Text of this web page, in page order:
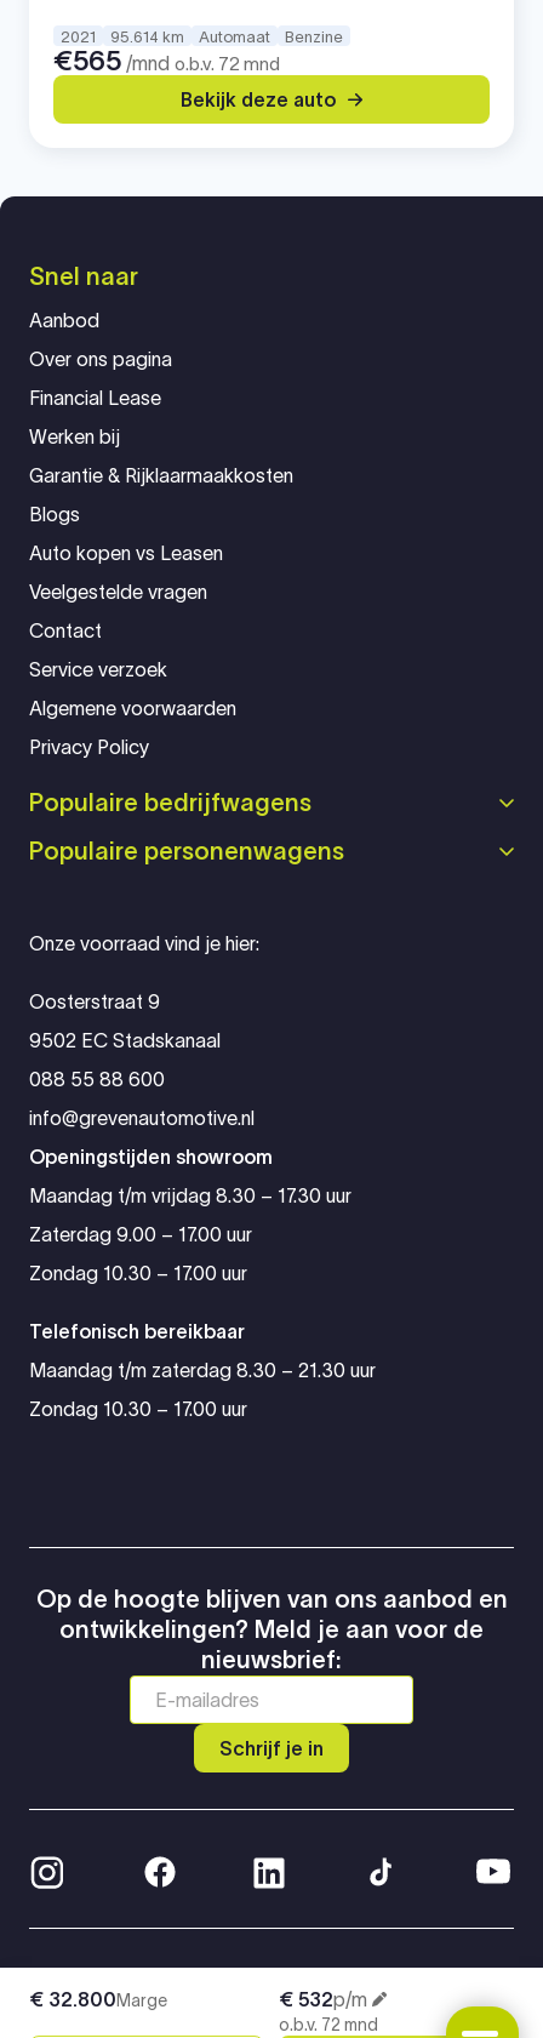
€ 532p/m
o.b.v. 72 mnd
€ 32.800Marge
2021 95.614 km Automaat Benzine
€565 /mnd o.b.v. 72 mnd
Bekijk deze auto
Onze voorraad vind je hier:
Oosterstraat 9
9502 EC Stadskanaal
088 55 88 600
info@grevenautomotive.nl
Openingstijden showroom
Maandag t/m vrijdag 8.30 – 17.30 uur
Zaterdag 9.00 – 17.00 uur
Zondag 10.30 – 17.00 uur
Telefonisch bereikbaar
Maandag t/m zaterdag 8.30 – 21.30 uur
Zondag 10.30 – 17.00 uur
Snel naar
Aanbod
Over ons pagina
Financial Lease
Werken bij
Garantie & Rijklaarmaakkosten
Blogs
Auto kopen vs Leasen
Veelgestelde vragen
Contact
Service verzoek
Algemene voorwaarden
Privacy Policy
Populaire bedrijfwagens
Populaire personenwagens
Op de hoogte blijven van ons aanbod en
ontwikkelingen? Meld je aan voor de
nieuwsbrief:
Schrijf je in